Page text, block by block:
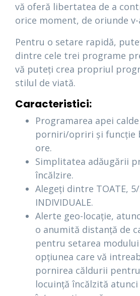
vă oferă libertatea de a
orice moment, de oriunde v-
Pentru o setare rapidă,
dintre cele trei programe
vă puteți crea propriul
stilul de viată.
Caracteristici:
Programarea apei
porniri/opriri și funcție
ore.
Simplitatea adăugării
încălzire.
Alegeți dintre TOATE,
INDIVIDUALE.
Alerte geo-locație,
o anumită distanță de
pentru setarea modului
opțiunea care vă
pornirea căldurii
locuință încălzită atunci